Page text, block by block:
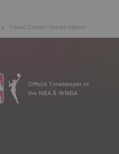
Tissot Classic Dream 28mm
Official Timekeeper of
the NBA & WNBA